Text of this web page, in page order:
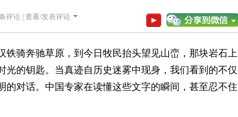
评论 | 查看/发表评论
铁骑奔驰草原，到今日牧民抬头望见山峦，那块岩石上
光的钥匙。当真迹自历史迷雾中现身，我们看到的不仅
的对话。中国专家在读懂这些文字的瞬间，甚至忍不住